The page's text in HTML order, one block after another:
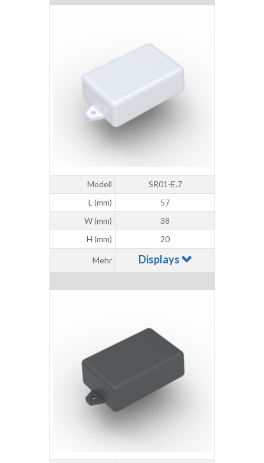
Modell
SR01-E.7
L (mm)
57
W (mm)
38
H (mm)
20
Mehr Displays